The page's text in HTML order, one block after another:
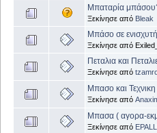
Μπαταρία
Ξεκίνησε από Bleak
Μπάσο σε
Ξεκίνησε από
Πεταλια και
Ξεκίνησε από
Μπασο και Τεχνικη
Ξεκίνησε από
Μπασα ( αγορα-
Ξεκίνησε από